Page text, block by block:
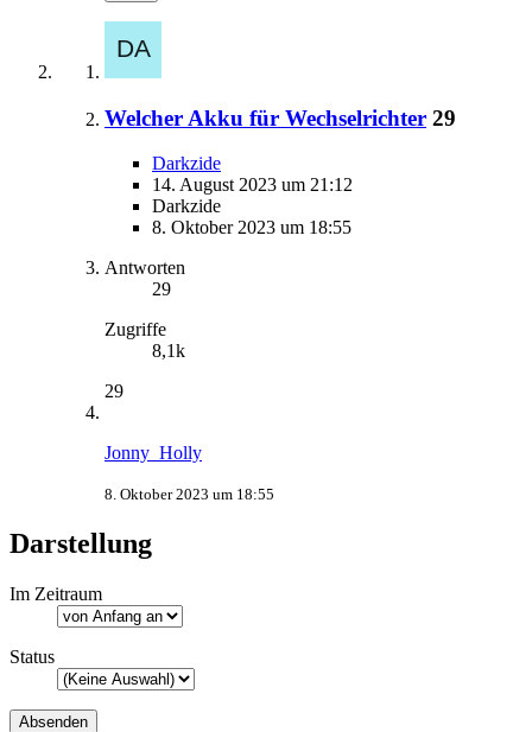
Welcher Akku für Wechselrichter 29
Darkzide
14. August 2023 um 21:12
Darkzide
8. Oktober 2023 um 18:55
Antworten
29
Zugriffe
8,1k
29
Jonny_Holly
8. Oktober 2023 um 18:55
Darstellung
Im Zeitraum
Status